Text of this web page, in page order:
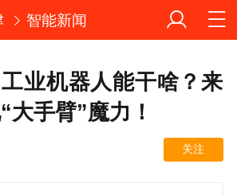
智能新闻
业机器人能干啥？来
大手臂”魔力！
关注